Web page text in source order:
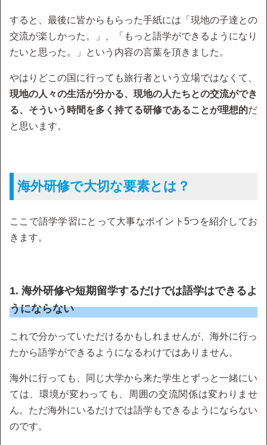
すると、最後に皆からもらった手紙には「現地の子達との
交流が楽しかった。」、「もっと語学ができるようになり
たいと思った。」という内容の言葉を頂きました。
やはりどこの国に行っても旅行者という立場ではなくて、
現地の人々の生活が分かる、現地の人たちとの交流ができ
る、そういう時間を多く持てる研修であることが理想的だ
と思います。
海外研修で大切な要素とは？
ここで語学学習にとって大事なポイント5つを紹介してお
きます。
1. 海外研修や短期留学するだけでは語学はできるよ
うにならない
これで分かっていただけるかもしれませんが、海外に行っ
たから語学ができるようになるわけではありません。
海外に行っても、同じ大学から来た学生とずっと一緒にい
ては、環境が変わっても、周囲の交流関係は変わりませ
ん。ただ海外にいるだけでは語学もできるようにならない
のです。